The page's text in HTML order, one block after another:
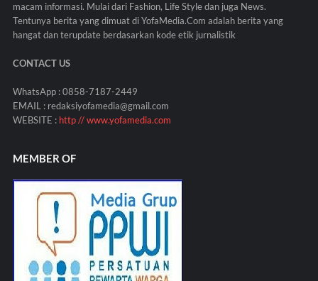
macam informasi. Mulai dari Fashion, Life Style dan juga News.
Tentunya berita yang dimuat di YofaMedia.Com adalah berita yang
hangat dan terupdate berdasarkan kode etik jurnalistik
CONTACT US
WhatsApp : 0858-7187-2449
EMAIL : redaksiyofamedia@gmail.com
WEBSITE : http // www.yofamedia.com
MEMBER OF